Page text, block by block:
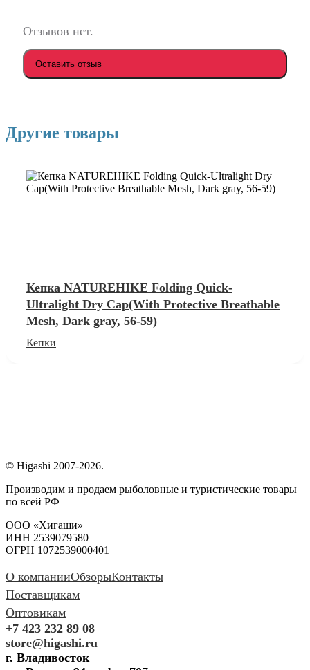
Отзывов нет.
Оставить отзыв
Другие товары
Кепка NATUREHIKE Folding Quick-
Ultralight Dry Cap(With Protective Breathable
Mesh, Dark gray, 56-59)
Кепки
© Higashi 2007-2026.
Производим и продаем рыболовные и туристические товары
по всей РФ
ООО «Хигаши»
ИНН 2539079580
ОГРН 1072539000401
О компанииОбзорыКонтакты
Поставщикам
Оптовикам
+7 423 232 89 08
store@higashi.ru
г. Владивосток